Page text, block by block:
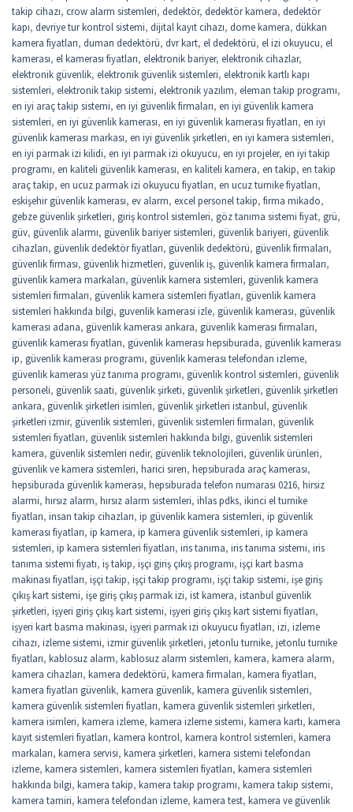
takip cihazı, crow alarm sistemleri, dedektör, dedektör kamera, dedektör
kapı, devriye tur kontrol sistemi, dijital kayıt cihazı, dome kamera, dükkan
kamera fiyatları, duman dedektörü, dvr kart, el dedektörü, el izi okuyucu, el
kamerası, el kamerası fiyatları, elektronik bariyer, elektronik cihazlar,
elektronik güvenlik, elektronik güvenlik sistemleri, elektronik kartlı kapı
sistemleri, elektronik takip sistemi, elektronik yazılım, eleman takip programı,
en iyi araç takip sistemi, en iyi güvenlik firmaları, en iyi güvenlik kamera
sistemleri, en iyi güvenlik kamerası, en iyi güvenlik kamerası fiyatları, en iyi
güvenlik kamerası markası, en iyi güvenlik şirketleri, en iyi kamera sistemleri,
en iyi parmak izi kilidi, en iyi parmak izi okuyucu, en iyi projeler, en iyi takip
programı, en kaliteli güvenlik kamerası, en kaliteli kamera, en takip, en takip
araç takip, en ucuz parmak izi okuyucu fiyatları, en ucuz turnike fiyatları,
eskişehir güvenlik kamerası, ev alarm, excel personel takip, firma mikado,
gebze güvenlik şirketleri, giriş kontrol sistemleri, göz tanıma sistemi fiyat, grü,
güv, güvenlik alarmı, güvenlik bariyer sistemleri, güvenlik bariyeri, güvenlik
cihazları, güvenlik dedektör fiyatları, güvenlik dedektörü, güvenlik firmaları,
güvenlik firması, güvenlik hizmetleri, güvenlik iş, güvenlik kamera firmaları,
güvenlik kamera markaları, güvenlik kamera sistemleri, güvenlik kamera
sistemleri firmaları, güvenlik kamera sistemleri fiyatları, güvenlik kamera
sistemleri hakkında bilgi, guvenlik kamerasi izle, güvenlik kamerası, güvenlik
kamerası adana, güvenlik kamerası ankara, güvenlik kamerası firmaları,
güvenlik kamerası fiyatları, güvenlik kamerası hepsiburada, güvenlik kamerası
ip, güvenlik kamerası programı, güvenlik kamerası telefondan izleme,
güvenlik kamerası yüz tanıma programı, güvenlik kontrol sistemleri, güvenlik
personeli, güvenlik saati, güvenlik şirketi, güvenlik şirketleri, güvenlik şirketleri
ankara, güvenlik şirketleri isimleri, güvenlik şirketleri istanbul, güvenlik
şirketleri izmir, güvenlik sistemleri, güvenlik sistemleri firmaları, güvenlik
sistemleri fiyatları, güvenlik sistemleri hakkında bilgi, güvenlik sistemleri
kamera, güvenlik sistemleri nedir, güvenlik teknolojileri, güvenlik ürünleri,
güvenlik ve kamera sistemleri, harici siren, hepsiburada araç kamerası,
hepsiburada güvenlik kamerası, hepsiburada telefon numarası 0216, hirsiz
alarmi, hırsız alarm, hırsız alarm sistemleri, ihlas pdks, ikinci el turnike
fiyatları, insan takip cihazları, ip güvenlik kamera sistemleri, ip güvenlik
kamerası fiyatları, ip kamera, ip kamera güvenlik sistemleri, ip kamera
sistemleri, ip kamera sistemleri fiyatları, iris tanıma, iris tanıma sistemi, iris
tanıma sistemi fiyatı, iş takip, işçi giriş çıkış programı, işçi kart basma
makinası fiyatları, işçi takip, işçi takip programı, işçi takip sistemi, işe giriş
çıkış kart sistemi, işe giriş çıkış parmak izi, ist kamera, istanbul güvenlik
şirketleri, işyeri giriş çıkış kart sistemi, işyeri giriş çıkış kart sistemi fiyatları,
işyeri kart basma makinası, işyeri parmak izi okuyucu fiyatları, izi, izleme
cihazı, izleme sistemi, izmir güvenlik şirketleri, jetonlu turnike, jetonlu turnike
fiyatları, kablosuz alarm, kablosuz alarm sistemleri, kamera, kamera alarm,
kamera cihazları, kamera dedektörü, kamera firmaları, kamera fiyatları,
kamera fiyatları güvenlik, kamera güvenlik, kamera güvenlik sistemleri,
kamera güvenlik sistemleri fiyatları, kamera güvenlik sistemleri şirketleri,
kamera isimleri, kamera izleme, kamera izleme sistemi, kamera kartı, kamera
kayıt sistemleri fiyatları, kamera kontrol, kamera kontrol sistemleri, kamera
markaları, kamera servisi, kamera şirketleri, kamera sistemi telefondan
izleme, kamera sistemleri, kamera sistemleri fiyatları, kamera sistemleri
hakkında bilgi, kamera takip, kamera takip programı, kamera takip sistemi,
kamera tamiri, kamera telefondan izleme, kamera test, kamera ve güvenlik